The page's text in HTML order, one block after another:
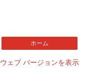
ホーム
ウェブ バージョンを表示